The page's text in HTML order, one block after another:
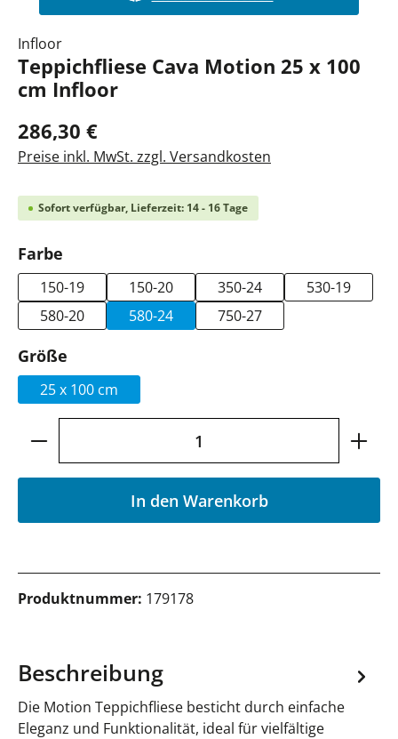
Infloor
Teppichfliese Cava Motion 25 x 100
cm Infloor
286,30 €
Preise inkl. MwSt. zzgl. Versandkosten
Sofort verfügbar, Lieferzeit: 14 - 16 Tage
Farbe
150-19 150-20 350-24
530-19
580-20
580-24 750-27
Größe
25 x 100 cm
Produkt Anzahl: Gib den gewünschten
In den Warenkorb
Produktnummer: 179178
Beschreibung
Die Motion Teppichfliese besticht durch einfache
Eleganz und Funktionalität, ideal für vielfältige